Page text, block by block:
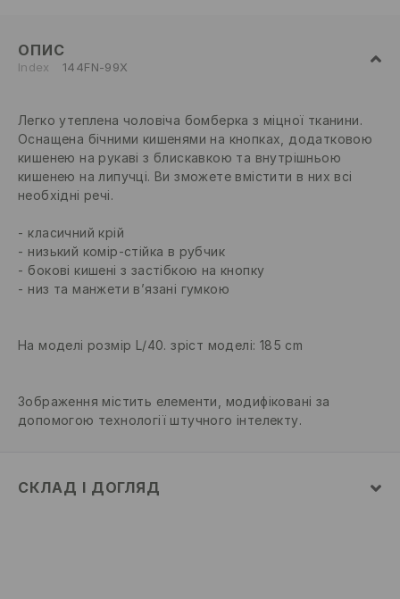
ОПИС
Index 144FN-99X
Легко утеплена чоловіча бомберка з міцної тканини.
Оснащена бічними кишенями на кнопках, додатковою
кишенею на рукаві з блискавкою та внутрішньою
кишенею на липучці. Ви зможете вмістити в них всі
необхідні речі.
класичний крій
низький комір-стійка в рубчик
бокові кишені з застібкою на кнопку
низ та манжети в’язані гумкою
На моделі розмір L/40. зріст моделі: 185 cm
Зображення містить елементи, модифіковані за
допомогою технології штучного інтелекту.
СКЛАД І ДОГЛЯД